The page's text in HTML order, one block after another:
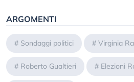
ARGOMENTI
# Sondaggi politici # Virginia
# Roberto Gualtieri # Elezioni